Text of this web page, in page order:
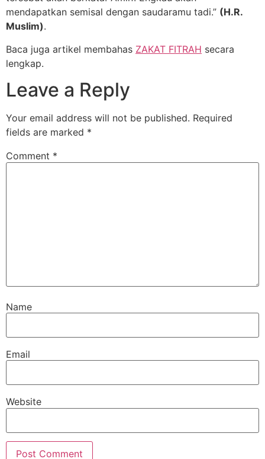
mendapatkan semisal dengan saudaramu tadi.” (H.R.
Muslim).
Baca juga artikel membahas ZAKAT FITRAH secara
lengkap.
Leave a Reply
Your email address will not be published. Required
fields are marked *
Comment *
Name
Email
Website